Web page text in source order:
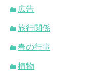
広告
旅行関係
春の行事
植物